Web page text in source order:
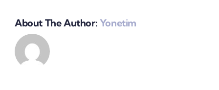
About The Author: Yonetim